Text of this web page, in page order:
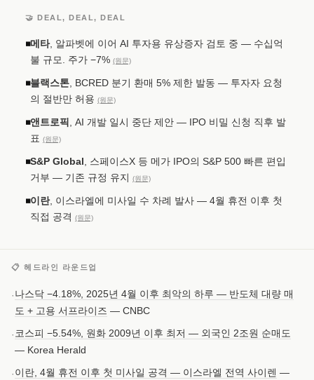
🤝 DEAL, DEAL, DEAL
◾메타, 알파벳에 이어 AI 투자용 유상증자 검토 중 — 수십억
불 규모. 주가 −7% (원문)
◾블랙스톤 , BCRED 분기 환매 5% 제한 발동 — 투자자 요청
의 절반만 허용 (원문)
◾앤트로픽
, AI 개발 일시 중단 제안 — IPO 비밀 신청 직후 발
표 (원문)
◾S&P Global , 스페이스X 등 메가 IPO의 S&P 500 빠른 편입
거부 — 기존 규정 유지 (원문)
◾이란, 이스라엘에 미사일 수 차례 발사 — 4월 휴전 이후 첫
직접 공격 (원문)
📋 헤드라인 라운드업
·나스닥 −4.18%, 2025년 4월 이후 최악의 하루 — 반도체 대량 매
도 + 고용 서프라이즈 — CNBC
· 코스피 −5.54%, 원화 2009년 이후 최저 — 외국인 2조원 순매도
— Korea Herald
·이란, 4월 휴전 이후 첫 미사일 공격 — 이스라엘 전역 사이렌 —